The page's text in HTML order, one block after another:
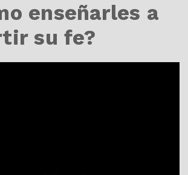
enseñarles a
su fe?